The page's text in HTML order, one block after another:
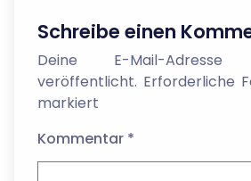
Schreibe einen
Deine E-Mail-
veröffentlicht. Erforderliche
markiert
Kommentar *